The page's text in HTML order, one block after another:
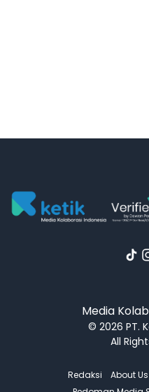
Media
© 2026 PT.
All
Redaksi About Us